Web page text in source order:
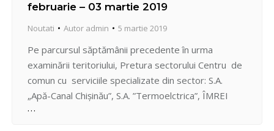
februarie – 03 martie 2019
Noutati Autor admin 5 martie 2019
Pe parcursul săptămânii precedente în urma
examinării teritoriului, Pretura sectorului Centru de
comun cu serviciile specializate din sector: S.A.
„Apă-Canal Chișinău”, S.A. ”Termoelctrica”, ÎMREI
”Lumteh”, Î.M. „Asociația de gospodărire a spațiilor